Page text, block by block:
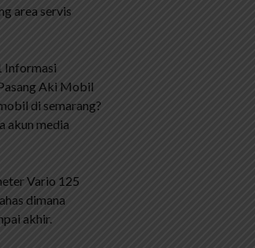
area servis
Informasi
Aki Mobil
di semarang?
akun media
Vario 125
dimana
akhir.